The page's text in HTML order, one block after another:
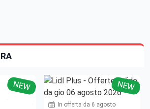
NEW NEW
In offerta da 6 agosto